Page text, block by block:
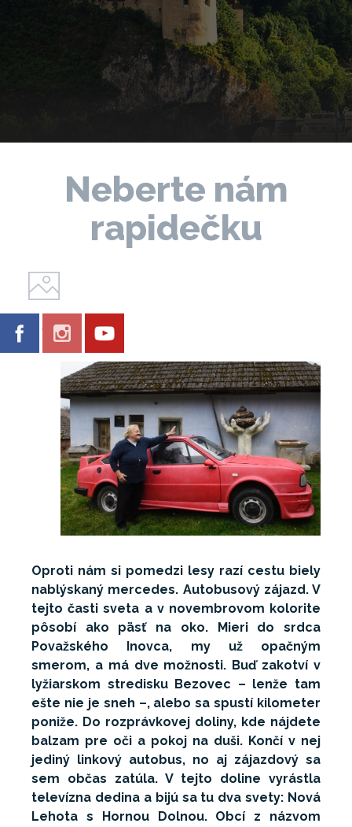
Neberte nám
rapidečku
Galéria
Oproti nám si pomedzi lesy razí cestu biely
nablýskaný mercedes. Autobusový zájazd. V
tejto časti sveta a v novembrovom kolorite
pôsobí ako päsť na oko. Mieri do srdca
Považského Inovca, my už opačným
smerom, a má dve možnosti. Buď zakotví v
lyžiarskom stredisku Bezovec – lenže tam
ešte nie je sneh –, alebo sa spustí kilometer
poniže. Do rozprávkovej doliny, kde nájdete
balzam pre oči a pokoj na duši. Končí v nej
jediný linkový autobus, no aj zájazdový sa
sem občas zatúla. V tejto doline vyrástla
televízna dedina a bijú sa tu dva svety: Nová
Lehota s Hornou Dolnou. Obcí z názvom